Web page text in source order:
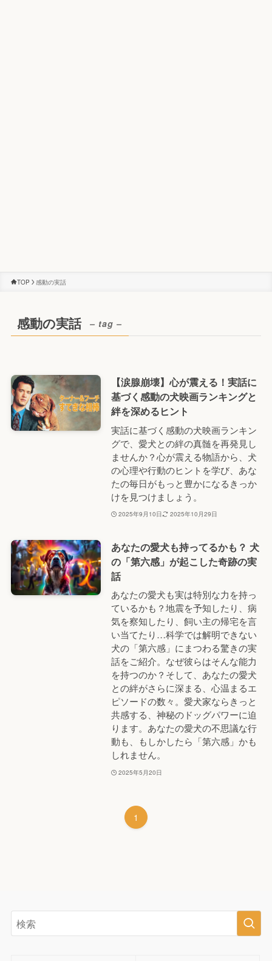
TOP 感動の実話
感動の実話 – tag –
【涙腺崩壊】心が震える！実話に
基づく感動の犬映画ランキングと
絆を深めるヒント
実話に基づく感動の犬映画ランキン
グで、愛犬との絆の真髄を再発見し
ませんか？心が震える物語から、犬
の心理や行動のヒントを学び、あな
たの毎日がもっと豊かになるきっか
けを見つけましょう。
2025年9月10日 2025年10月29日
あなたの愛犬も持ってるかも？ 犬
の「第六感」が起こした奇跡の実
話
あなたの愛犬も実は特別な力を持っ
ているかも？地震を予知したり、病
気を察知したり、飼い主の帰宅を言
い当てたり…科学では解明できない
犬の「第六感」にまつわる驚きの実
話をご紹介。なぜ彼らはそんな能力
を持つのか？そして、あなたの愛犬
との絆がさらに深まる、心温まるエ
ピソードの数々。愛犬家ならきっと
共感する、神秘のドッグパワーに迫
ります。あなたの愛犬の不思議な行
動も、もしかしたら「第六感」かも
しれません。
2025年5月20日
1